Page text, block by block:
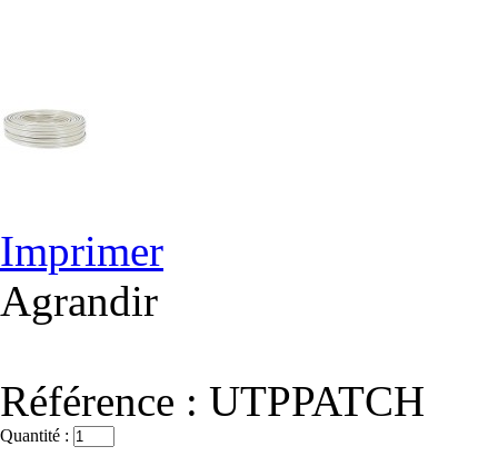
Imprimer
Agrandir
Référence : UTPPATCH
Quantité :